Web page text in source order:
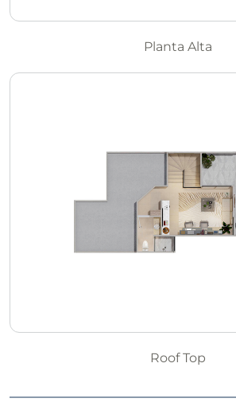
Planta Alta
Roof Top